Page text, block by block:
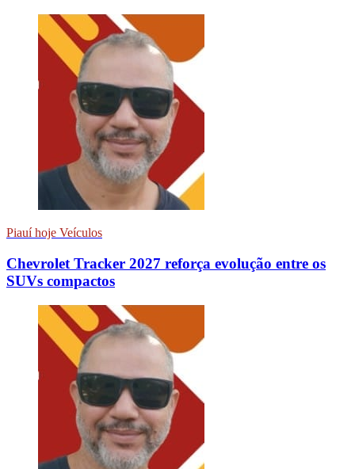
Piauí hoje Veículos
Chevrolet Tracker 2027 reforça evolução entre os
SUVs compactos